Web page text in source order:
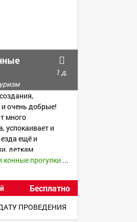
1 д.
очень добрые!
много
успокаивает и
ещё и
деткам
и животным. Верховая езда и конные прогулки Липецк
Бесплатно
ПРОВЕДЕНИЯ